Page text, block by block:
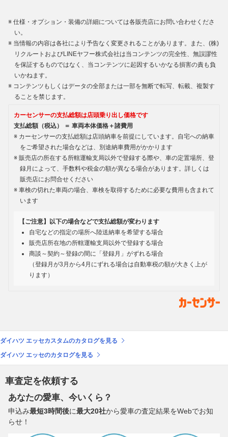
仕様・オプション・装備の詳細については各販売店にお問い合わせくださ
い。
当情報の内容は各社により予告なく変更されることがあります。また、(株)
リクルートおよびLINEヤフー株式会社は当コンテンツの完全性、無誤謬性
を保証するものではなく、当コンテンツに起因するいかなる損害の責も負
いかねます。
コンテンツもしくはデータの全部または一部を無断で転写、転載、複製す
ることを禁じます。
カーセンサーの支払総額は店頭乗り出し価格です
支払総額（税込） ＝ 車両本体価格＋諸費用
カーセンサーの支払総額は店頭納車を前提にしています。自宅への納車
をご希望された場合などは、別途納車費用がかかります
販売店の所在する所轄運輸支局以外で登録する際や、車の定置場所、登
録月によって、手数料や税金の額が異なる場合があります。詳しくは
販売店にお問合せください
車検の切れた車両の場合、車検を取得するために必要な費用も含まれて
います
【ご注意】以下の場合などで支払総額が変わります
自宅などの指定の場所へ陸送納車を希望する場合
販売店所在地の所轄運輸支局以外で登録する場合
商談～契約～登録の間に「登録月」がずれる場合
（登録月が3月から4月にずれる場合は自動車税の額が大きく上が
ります）
ダイハツ エッセカスタムのカタログを見る
ダイハツ エッセのカタログを見る
車査定を依頼する
あなたの愛車、今いくら？
申込み最短3時間後に最大20社から愛車の査定結果をWebでお知
らせ！